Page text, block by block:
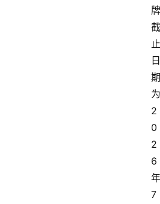
牌
截
止
日
期
为
2
0
2
6
年
7